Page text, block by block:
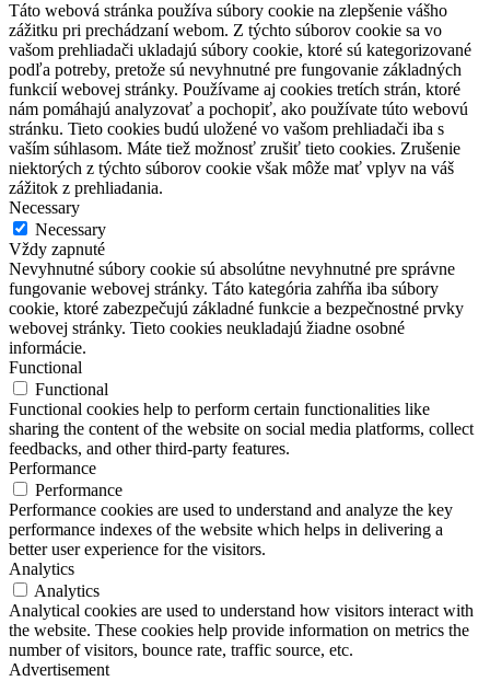
Táto webová stránka používa súbory cookie na zlepšenie vášho
zážitku pri prechádzaní webom. Z týchto súborov cookie sa vo
vašom prehliadači ukladajú súbory cookie, ktoré sú kategorizované
podľa potreby, pretože sú nevyhnutné pre fungovanie základných
funkcií webovej stránky. Používame aj cookies tretích strán, ktoré
nám pomáhajú analyzovať a pochopiť, ako používate túto webovú
stránku. Tieto cookies budú uložené vo vašom prehliadači iba s
vaším súhlasom. Máte tiež možnosť zrušiť tieto cookies. Zrušenie
niektorých z týchto súborov cookie však môže mať vplyv na váš
zážitok z prehliadania.
Necessary
Necessary
Vždy zapnuté
Nevyhnutné súbory cookie sú absolútne nevyhnutné pre správne
fungovanie webovej stránky. Táto kategória zahŕňa iba súbory
cookie, ktoré zabezpečujú základné funkcie a bezpečnostné prvky
webovej stránky. Tieto cookies neukladajú žiadne osobné
informácie.
Functional
Functional
Functional cookies help to perform certain functionalities like
sharing the content of the website on social media platforms, collect
feedbacks, and other third-party features.
Performance
Performance
Performance cookies are used to understand and analyze the key
performance indexes of the website which helps in delivering a
better user experience for the visitors.
Analytics
Analytics
Analytical cookies are used to understand how visitors interact with
the website. These cookies help provide information on metrics the
number of visitors, bounce rate, traffic source, etc.
Advertisement